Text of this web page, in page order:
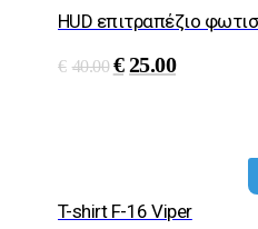
HUD επιτραπέζιο
€ 40.00 € 25.00
T-shirt F-16 Viper